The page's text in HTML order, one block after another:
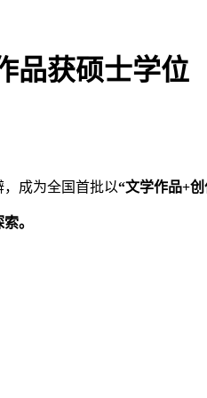
品获硕士学位
成为全国首批以“文学作品+
。